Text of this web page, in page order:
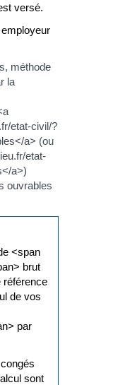
versé.
méthode
la
etat-civil/?
a> (ou
etat-
a>)
ouvrables
<span
brut
référence
de vos
par
sont